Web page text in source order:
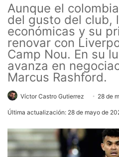
Aunque el
del gusto del club,
económicas y su
renovar con
Camp Nou. En su
avanza en
Marcus Rashford.
Víctor Castro Gutierrez 28 de
Última actualización: 28 de mayo de